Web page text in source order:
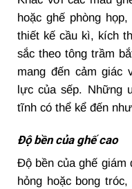
hoặc ghế phòng
thiết kế cầu kì, kích
sắc theo tông trầm
mang đến cảm giác
lực của sếp. Những
tĩnh có thể kể đến
Độ bền của ghế cao
Độ bền của ghế giám
hỏng hoặc bong